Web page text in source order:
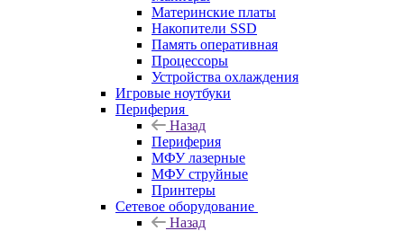
Материнские платы
Накопители SSD
Память оперативная
Процессоры
Устройства охлаждения
Игровые ноутбуки
Периферия
Назад
Периферия
МФУ лазерные
МФУ струйные
Принтеры
Сетевое оборудование
Назад